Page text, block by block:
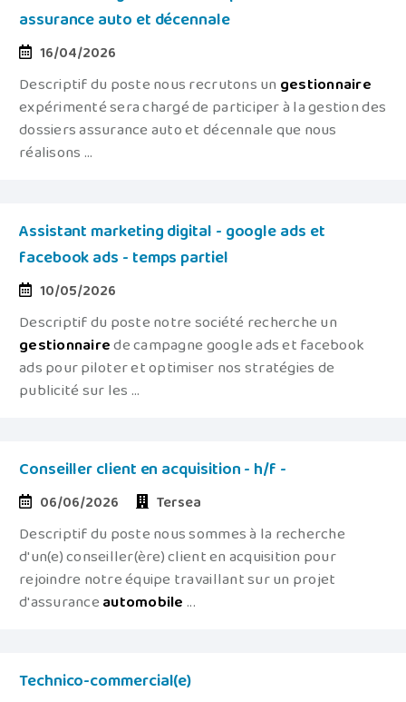
assurance auto et décennale
16/04/2026
Descriptif du poste nous recrutons ungestionnaire
expérimenté sera chargé de participer à la gestion des
dossiers assurance auto et décennale que nous
réalisons ...
Assistant marketing digital - google ads et
facebook ads - temps partiel
10/05/2026
Descriptif du poste notre société recherche un
gestionnairede campagne google ads et facebook
ads pour piloter et optimiser nos stratégies de
publicité sur les ...
Conseiller client en acquisition - h/f -
06/06/2026 Tersea
Descriptif du poste nous sommes à la recherche
d'un(e) conseiller(ère) client en acquisition pour
rejoindre notre équipe travaillant sur un projet
d'assuranceautomobile ...
Technico-commercial(e)